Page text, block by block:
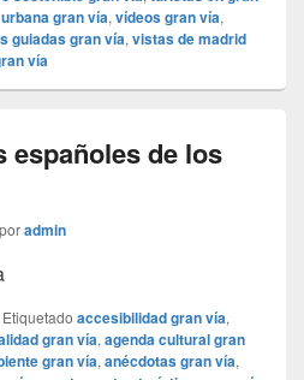
gran vía, vídeos gran vía,
guiadas gran vía, vistas de madrid
vía
españoles de los
poradmin
Etiquetado accesibilidad gran vía,
gran vía, agenda cultural gran
gran vía, anécdotas gran vía,